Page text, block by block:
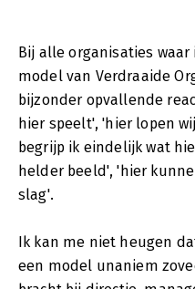
Bij alle organisaties
model van Verdraaide
bijzonder opvallende
hier speelt', 'hier lopen
begrijp ik eindelijk wat
helder beeld', 'hier
slag'.
Ik kan me niet heugen
een model unaniem